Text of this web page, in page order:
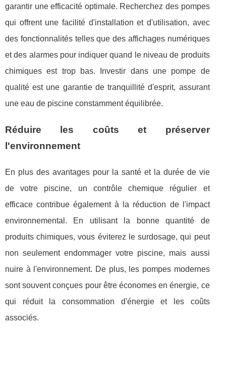
garantir une efficacité optimale. Recherchez des pompes
qui offrent une facilité d'installation et d'utilisation, avec
des fonctionnalités telles que des affichages numériques
et des alarmes pour indiquer quand le niveau de produits
chimiques est trop bas. Investir dans une pompe de
qualité est une garantie de tranquillité d'esprit, assurant
une eau de piscine constamment équilibrée.
Réduire les coûts et préserver
l'environnement
En plus des avantages pour la santé et la durée de vie
de votre piscine, un contrôle chemique régulier et
efficace contribue également à la réduction de l'impact
environnemental. En utilisant la bonne quantité de
produits chimiques, vous éviterez le surdosage, qui peut
non seulement endommager votre piscine, mais aussi
nuire à l'environnement. De plus, les pompes modernes
sont souvent conçues pour être économes en énergie, ce
qui réduit la consommation d'énergie et les coûts
associés.